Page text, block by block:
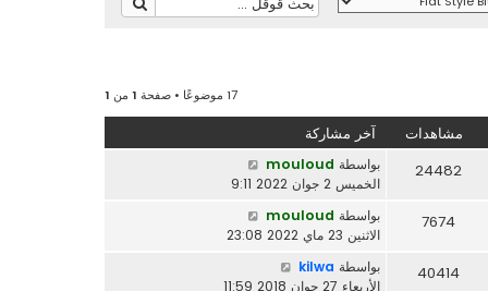
17 موضوعًا • صفحة 1 من 1
مشاهدات آخر مشاركة
24482 بواسطة mouloud
الخميس 2 جوان 2022 9:11
7674 بواسطة mouloud
الاثنين 23 ماي 2022 23:08
40414 بواسطة kilwa
الأربعاء 27 جوان 2018 11:59